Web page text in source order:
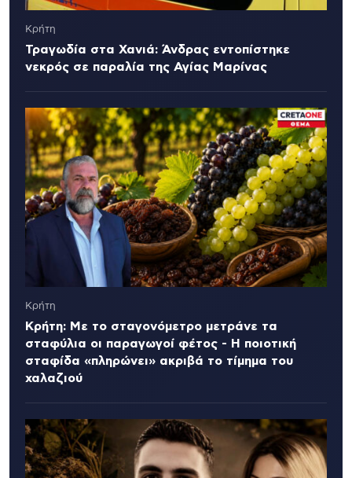
Κρήτη
Τραγωδία στα Χανιά: Άνδρας εντοπίστηκε
νεκρός σε παραλία της Αγίας Μαρίνας
Κρήτη
Κρήτη: Με το σταγονόμετρο μετράνε τα
σταφύλια οι παραγωγοί φέτος - Η ποιοτική
σταφίδα «πληρώνει» ακριβά το τίμημα του
χαλαζιού